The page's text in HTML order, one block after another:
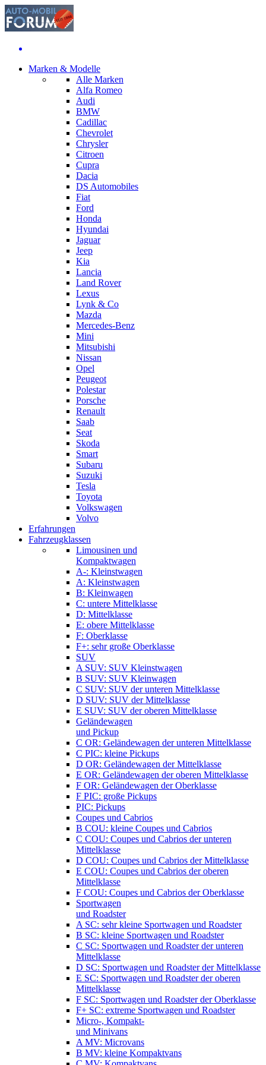
Marken & Modelle
Alle Marken
Alfa Romeo
Audi
BMW
Cadillac
Chevrolet
Chrysler
Citroen
Cupra
Dacia
DS Automobiles
Fiat
Ford
Honda
Hyundai
Jaguar
Jeep
Kia
Lancia
Land Rover
Lexus
Lynk & Co
Mazda
Mercedes-Benz
Mini
Mitsubishi
Nissan
Opel
Peugeot
Polestar
Porsche
Renault
Saab
Seat
Skoda
Smart
Subaru
Suzuki
Tesla
Toyota
Volkswagen
Volvo
Erfahrungen
Fahrzeugklassen
Limousinen und
Kompaktwagen
A-: Kleinstwagen
A: Kleinstwagen
B: Kleinwagen
C: untere Mittelklasse
D: Mittelklasse
E: obere Mittelklasse
F: Oberklasse
F+: sehr große Oberklasse
SUV
A SUV: SUV Kleinstwagen
B SUV: SUV Kleinwagen
C SUV: SUV der unteren Mittelklasse
D SUV: SUV der Mittelklasse
E SUV: SUV der oberen Mittelklasse
Geländewagen
und Pickup
C OR: Geländewagen der unteren Mittelklasse
C PIC: kleine Pickups
D OR: Geländewagen der Mittelklasse
E OR: Geländewagen der oberen Mittelklasse
F OR: Geländewagen der Oberklasse
F PIC: große Pickups
PIC: Pickups
Coupes und Cabrios
B COU: kleine Coupes und Cabrios
C COU: Coupes und Cabrios der unteren
Mittelklasse
D COU: Coupes und Cabrios der Mittelklasse
E COU: Coupes und Cabrios der oberen
Mittelklasse
F COU: Coupes und Cabrios der Oberklasse
Sportwagen
und Roadster
A SC: sehr kleine Sportwagen und Roadster
B SC: kleine Sportwagen und Roadster
C SC: Sportwagen und Roadster der unteren
Mittelklasse
D SC: Sportwagen und Roadster der Mittelklasse
E SC: Sportwagen und Roadster der oberen
Mittelklasse
F SC: Sportwagen und Roadster der Oberklasse
F+ SC: extreme Sportwagen und Roadster
Micro-, Kompakt-
und Minivans
A MV: Microvans
B MV: kleine Kompaktvans